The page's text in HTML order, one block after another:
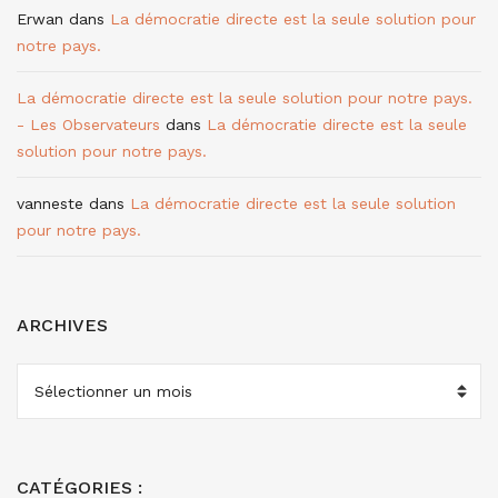
Erwan dans La démocratie directe est la seule solution pour
notre pays.
La démocratie directe est la seule solution pour notre pays.
- Les Observateurs dans La démocratie directe est la seule
solution pour notre pays.
vanneste dans La démocratie directe est la seule solution
pour notre pays.
ARCHIVES
ARCHIVES
CATÉGORIES :